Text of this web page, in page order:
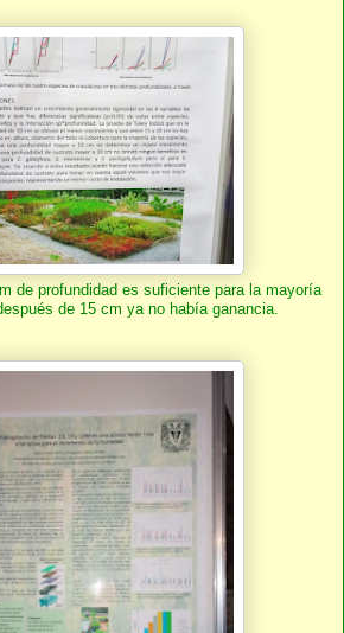
de profundidad es suficiente para la mayoría
de 15 cm ya no había ganancia.